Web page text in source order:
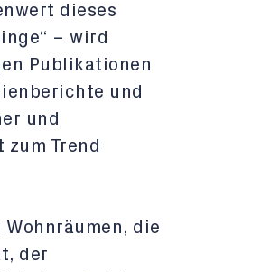
dieses
– wird
Publikationen
und
und
Trend
die
der